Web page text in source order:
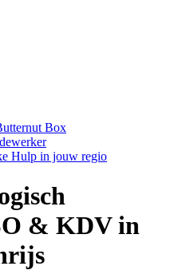
Box
Hulp in jouw regio
& KDV in